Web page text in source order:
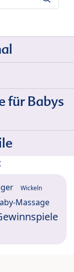
für Babys
Wickeln
Massage